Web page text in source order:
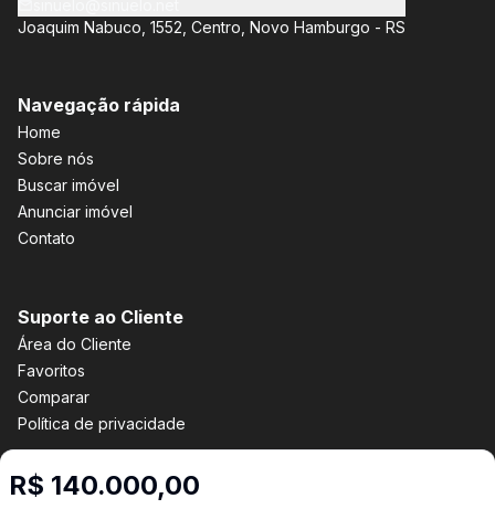
R$ 140.000,00
Joaquim Nabuco, 1552, Centro, Novo Hamburgo - RS
Navegação rápida
Home
Sobre nós
Buscar imóvel
Anunciar imóvel
Contato
Suporte ao Cliente
Área do Cliente
Favoritos
Comparar
Política de privacidade